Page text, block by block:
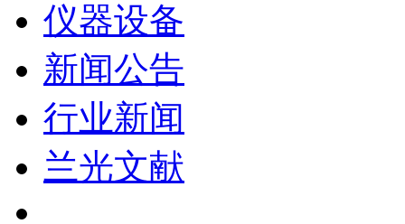
仪器设备
新闻公告
行业新闻
兰光文献